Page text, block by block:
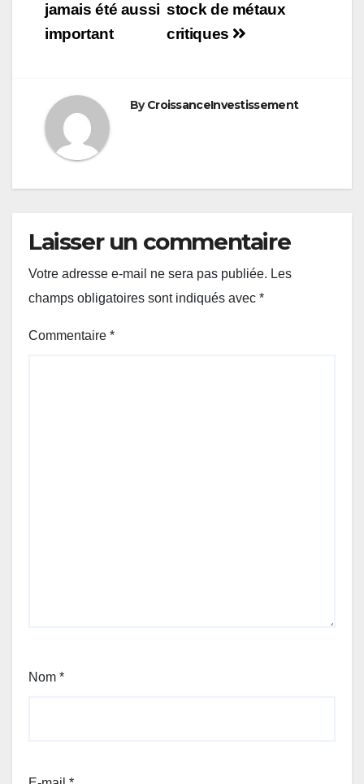
stock de métaux
critiques
jamais été aussi
important
ByCroissanceInvestissement
Laisser un commentaire
Votre adresse e-mail ne sera pas publiée. Les
champs obligatoires sont indiqués avec *
Commentaire *
Nom *